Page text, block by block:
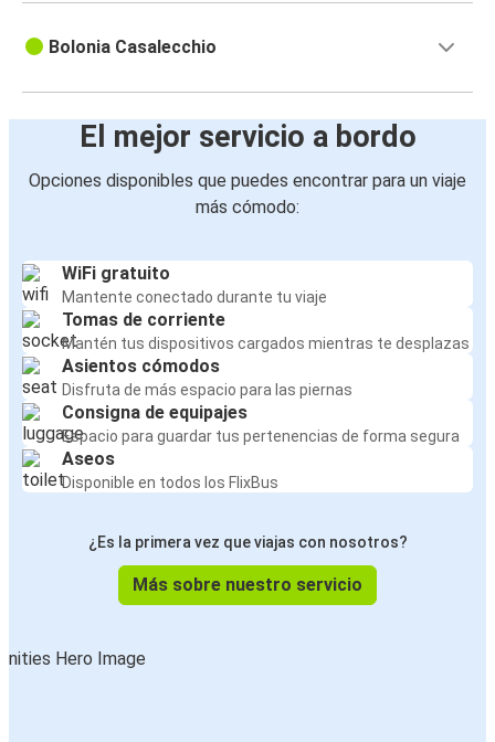
Bolonia Casalecchio
El mejor servicio a bordo
Opciones disponibles que puedes encontrar para un viaje
más cómodo:
WiFi gratuito
Mantente conectado durante tu viaje
Tomas de corriente
Mantén tus dispositivos cargados mientras te desplazas
Asientos cómodos
Disfruta de más espacio para las piernas
Consigna de equipajes
Espacio para guardar tus pertenencias de forma segura
Aseos
Disponible en todos los FlixBus
¿Es la primera vez que viajas con nosotros?
Más sobre nuestro servicio